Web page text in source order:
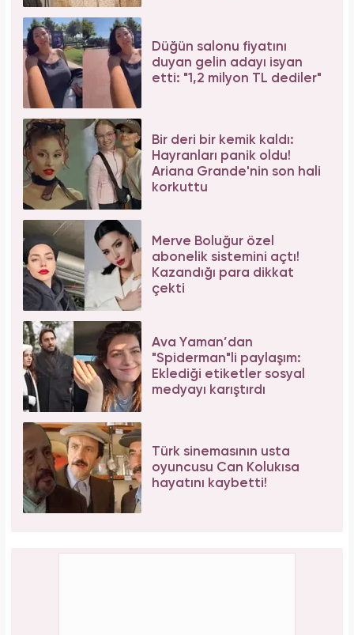
Düğün salonu fiyatını
duyan gelin adayı isyan
etti: "1,2 milyon TL dediler"
Bir deri bir kemik kaldı:
Hayranları panik oldu!
Ariana Grande'nin son hali
korkuttu
Merve Boluğur özel
abonelik sistemini açtı!
Kazandığı para dikkat
çekti
Ava Yaman’dan
"Spiderman"li paylaşım:
Eklediği etiketler sosyal
medyayı karıştırdı
Türk sinemasının usta
oyuncusu Can Kolukısa
hayatını kaybetti!